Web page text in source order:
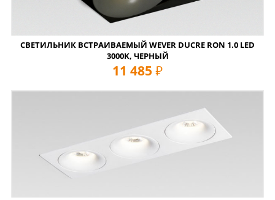
СВЕТИЛЬНИК ВСТРАИВАЕМЫЙ WEVER DUCRE RON 1.0 LED
3000K, ЧЕРНЫЙ
11 485 руб